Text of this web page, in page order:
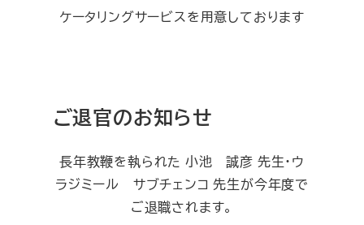
ケータリングサービスを用意しております
ご退官のお知らせ
長年教鞭を執られた 小池 誠彦 先生・ウ
ラジミール サブチェンコ 先生が今年度で
ご退職されます。